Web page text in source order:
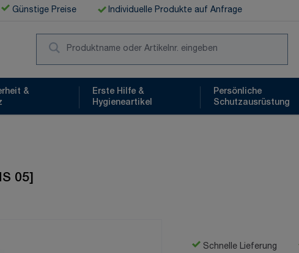
Günstige Preise Individuelle Produkte auf Anfrage
&
Erste Hilfe &
Hygieneartikel
Persönliche
Schutzausrüstung
05]
Schnelle Lieferung